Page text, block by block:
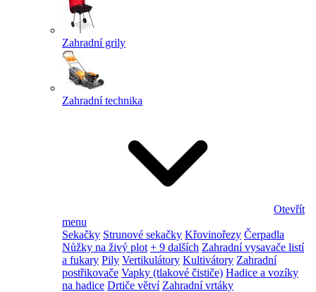
Zahradní grily
Zahradní technika
Otevřít
menu
Sekačky Strunové sekačky Křovinořezy Čerpadla
Nůžky na živý plot + 9 dalších Zahradní vysavače listí
a fukary Pily Vertikulátory Kultivátory Zahradní
postřikovače Vapky (tlakové čističe) Hadice a vozíky
na hadice Drtiče větví Zahradní vrtáky